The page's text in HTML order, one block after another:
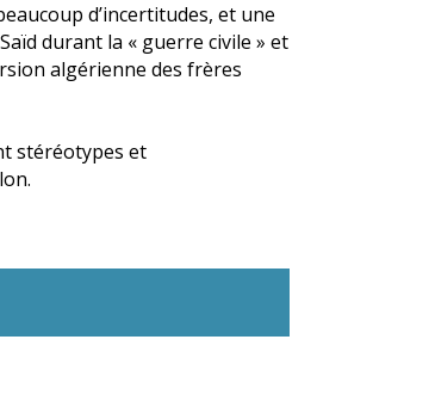
d’incertitudes, et une
durant la « guerre civile » et
algérienne des frères
stéréotypes et